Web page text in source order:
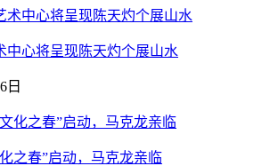
中心将呈现陈天灼个展山水
日
之春”启动，马克龙亲临